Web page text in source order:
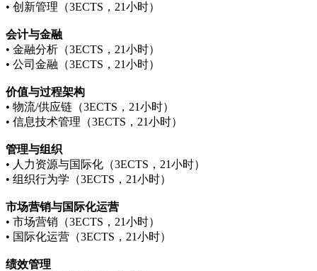
• 创新管理（3ECTS，21小时）
会计与金融
• 金融分析（3ECTS，21小时）
• 公司金融（3ECTS，21小时）
价值与过程架构
• 物流/供应链（3ECTS，21小时）
• 信息技术管理（3ECTS，21小时）
管理与组织
• 人力资源与国际化（3ECTS，21小时）
• 组织行为学（3ECTS，21小时）
市场营销与国际化运营
• 市场营销（3ECTS，21小时）
• 国际化运营（3ECTS，21小时）
绩效管理